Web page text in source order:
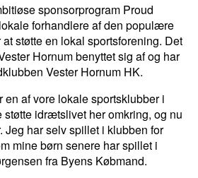
sponsorprogram Proud
forhandlere af den populære
støtte en lokal sportsforening. Det
Hornum benyttet sig af og har
Vester Hornum HK.
en af vore lokale sportsklubber i
støtte idrætslivet her omkring, og nu
Jeg har selv spillet i klubben for
mine børn senere har spillet i
fra Byens Købmand.